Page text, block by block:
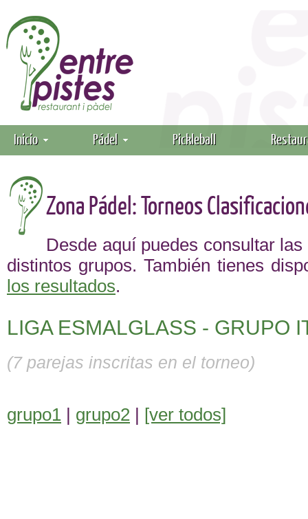
Inicio Pádel Pickleball
Zona Pádel: Torneos
Desde aquí puedes consultar
distintos grupos. También tienes
los resultados.
LIGA ESMALGLASS - GRUPO
(7 parejas inscritas en el torneo)
grupo1 | grupo2 | [ver todos]